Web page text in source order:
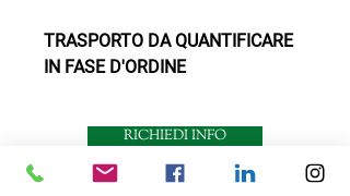
TRASPORTO DA QUANTIFICARE
IN FASE D'ORDINE
RICHIEDI INFO